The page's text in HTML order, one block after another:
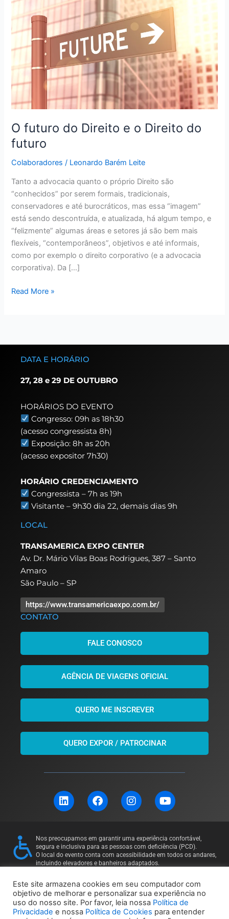
O futuro do Direito e o Direito do
futuro
Colaboradores / Leonardo Barém Leite
Tanto a advocacia quanto o próprio Direito são
“conhecidos” por serem formais, tradicionais,
conservadores e até burocráticos, mas essa “imagem”
está sendo descontruída, e atualizada, há algum tempo, e
“felizmente” algumas áreas e setores já são bem mais
flexíveis, “contemporâneos”, objetivos e até informais,
como por exemplo o direito corporativo (e a advocacia
corporativa). Da […]
Direito
e
Direito
do
Read More »
DATA E HORÁRIO
27, 28 e 29 DE OUTUBRO
HORÁRIOS DO EVENTO
Congresso: 09h as 18h30
(acesso congressista 8h)
Exposição: 8h as 20h
(acesso expositor 7h30)
HORÁRIO CREDENCIAMENTO
Congressista – 7h as 19h
Visitante – 9h30 dia 22,demais dias 9h
LOCAL
TRANSAMERICA EXPO CENTER
Av. Dr. Mário Vilas Boas Rodrigues, 387 – Santo
Amaro
São Paulo – SP
https://www.transamericaexpo.com.br/
CONTATO
FALE CONOSCO
AGÊNCIA DE VIAGENS OFICIAL
QUERO ME INSCREVER
QUERO EXPOR / PATROCINAR
L
i
e
d
i
n
F
a
b
o
o
k
I
n
a
g
r
a
Y
o
u
b
e
Nos preocupamos em garantir uma experiência confortável,
segura e inclusiva para as pessoas com deficiência (PCD).
O local do evento conta com acessibilidade em todos os andares,
incluindo elevadores e banheiros adaptados.
contato: 11 97169-5011
Política de Privacidade Política de Cookies
Este site armazena cookies em seu computador com
objetivo de melhorar e personalizar sua experiência no
uso do nosso site. Por favor, leia nossa Política de
Privacidade e nossa Política de Cookies para entender